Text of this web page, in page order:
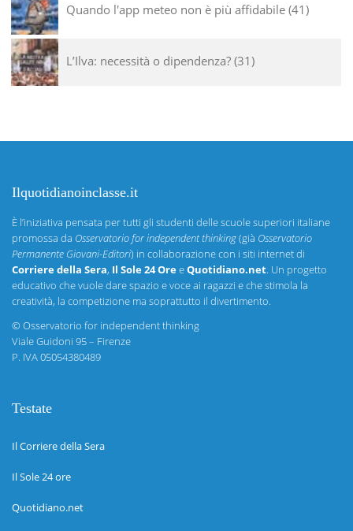
Quando l'app meteo non è più affidabile 41
L’Ilva: necessità o dipendenza? 31
Ilquotidianoinclasse.it
È l’iniziativa pensata per tutti gli studenti delle scuole superiori italiane
promossa da Osservatorio for independent thinking(già Osservatorio
Permanente Giovani-Editori) in collaborazione con i siti internet di
Corriere della Sera, Il Sole 24 OreeQuotidiano.net. Un progetto
educativo che vuole dare spazio e voce ai ragazzi e che stimola la
creatività, la competizione ma soprattutto il divertimento.
©Osservatorio for independent thinking
Viale Guidoni 95 – Firenze
P. IVA 05054380489
Testate
Il Corriere della Sera
Il Sole 24 ore
Quotidiano.net